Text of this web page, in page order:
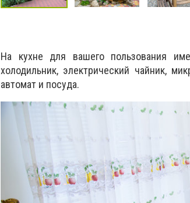
На кухне для вашего пользования
холодильник, электрический чайник,
автомат и посуда.